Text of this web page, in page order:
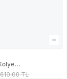
TL